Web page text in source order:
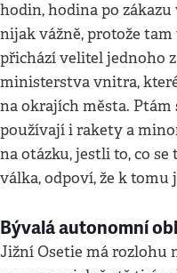
hodin, hodina po zákazu
nijak vážně, protože
přichází velitel jednoho
ministerstva vnitra,
na okrajích města. Ptám
používají i rakety a
na otázku, jestli to, co
válka, odpoví, že k tomu
Bývalá autonomní
Jižní Osetie má rozlohu